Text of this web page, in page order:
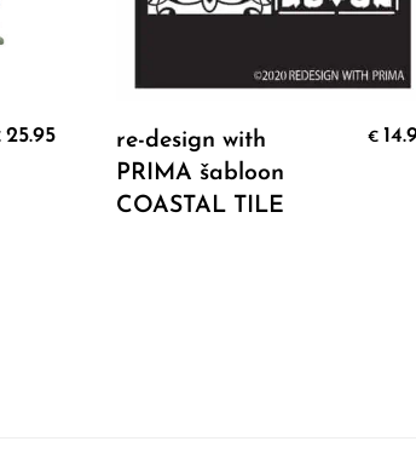
25.95 Add To Cart
re-design with
PRIMA šabloon
COASTAL TILE
€